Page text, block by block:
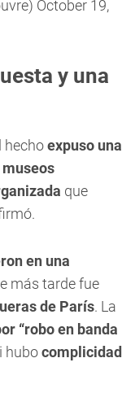
October 19,
y una
hechoexpuso una
que
en una
más tarde fue
de París. La
“robo en banda
hubocomplicidad